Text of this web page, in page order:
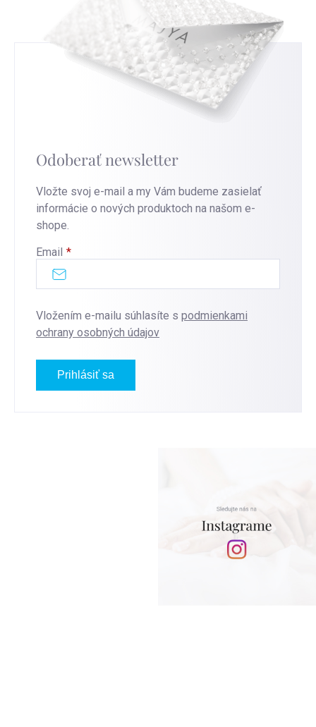
Odoberať newsletter
Vložte svoj e-mail a my Vám budeme zasielať
informácie o nových produktoch na našom e-
shope.
Email
Vložením e-mailu súhlasíte s podmienkami
ochrany osobných údajov
Prihlásiť sa